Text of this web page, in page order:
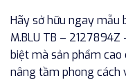
Hãy sở hữu ngay mẫu
M.BLU TB –
biệt mà sản phẩm
nâng tầm phong cách